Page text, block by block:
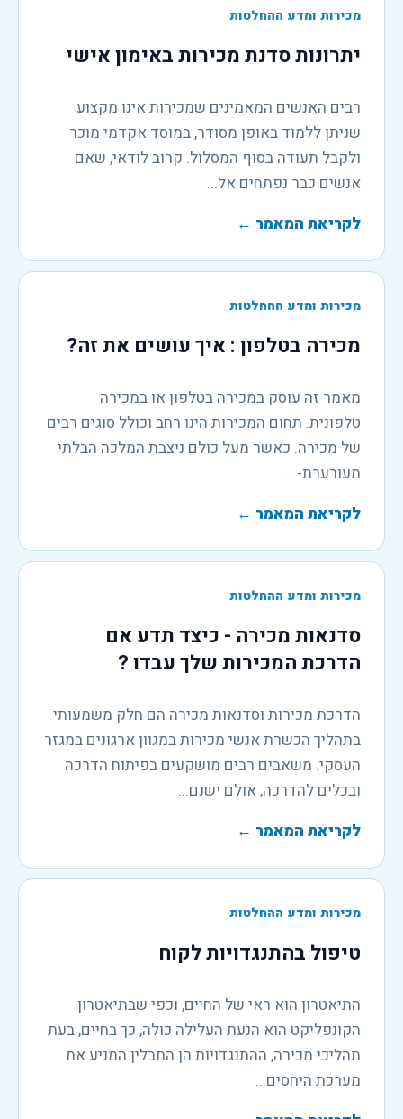
מכירות ומדע ההחלטות
יתרונות סדנת מכירות באימון אישי
רבים האנשים המאמינים שמכירות אינו מקצוע
שניתן ללמוד באופן מסודר, במוסד אקדמי מוכר
ולקבל תעודה בסוף המסלול. קרוב לודאי, שאם
אנשים כבר נפתחים אל...
לקריאת המאמר ←
מכירות ומדע ההחלטות
מכירה בטלפון : איך עושים את זה?
מאמר זה עוסק במכירה בטלפון או במכירה
טלפונית. תחום המכירות הינו רחב וכולל סוגים רבים
של מכירה. כאשר מעל כולם ניצבת המלכה הבלתי
מעורערת-...
לקריאת המאמר ←
מכירות ומדע ההחלטות
סדנאות מכירה - כיצד תדע אם
הדרכת המכירות שלך עבדו ?
הדרכת מכירות וסדנאות מכירה הם חלק משמעותי
בתהליך הכשרת אנשי מכירות במגוון ארגונים במגזר
העסקי. משאבים רבים מושקעים בפיתוח הדרכה
ובכלים להדרכה, אולם ישנם...
לקריאת המאמר ←
מכירות ומדע ההחלטות
טיפול בהתנגדויות לקוח
התיאטרון הוא ראי של החיים, וכפי שבתיאטרון
הקונפליקט הוא הנעת העלילה כולה, כך בחיים, בעת
תהליכי מכירה, ההתנגדויות הן התבלין המניע את
מערכת היחסים...